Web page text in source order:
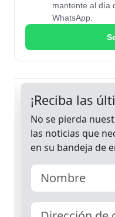
mantente al día
WhatsApp.